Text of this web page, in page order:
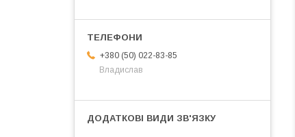
+380 (50) 022-83-85
Владислав